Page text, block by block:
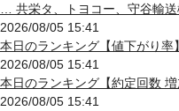
… 共栄タ、トヨコー、守谷輸
2026/08/05 15:41
本日のランキング【値下がり率
2026/08/05 15:41
本日のランキング【約定回数
2026/08/05 15:41